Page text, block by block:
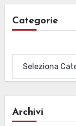
Categorie
Archivi